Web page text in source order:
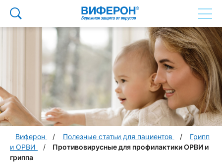
Виферон Полезные статьи для пациентов
Грипп
и ОРВИ
Противовирусные для профилактики ОРВИ и
гриппа